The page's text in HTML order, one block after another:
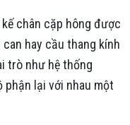
chân cặp hông được
hay cầu thang kính
trò như hệ thống
lại với nhau một